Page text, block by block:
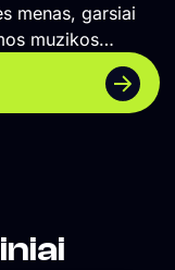
menas, garsiai
muzikos
ir miesto